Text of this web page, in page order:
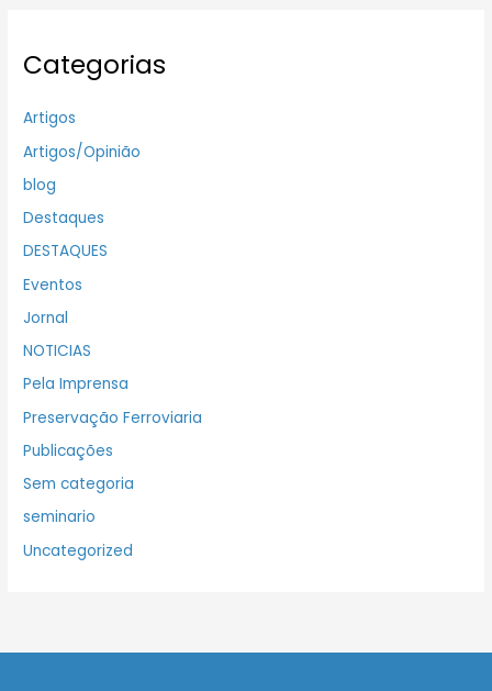
Categorias
Artigos
Artigos/Opinião
blog
Destaques
DESTAQUES
Eventos
Jornal
NOTICIAS
Pela Imprensa
Preservação Ferroviaria
Publicações
Sem categoria
seminario
Uncategorized